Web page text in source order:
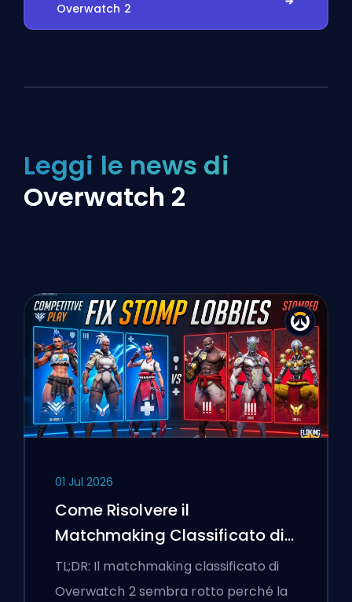
Overwatch 2
Leggi le news di
Overwatch 2
01 Jul 2026
Come Risolvere il
Matchmaking Classificato di
Overwatch 2 e le Lobby a
Senso Unico
TL;DR: Il matchmaking classificato di
Overwatch 2 sembra rotto perché la